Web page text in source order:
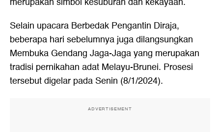
Selain upacara Berbedak Pengantin Diraja,
beberapa hari sebelumnya juga dilangsungkan
Membuka Gendang Jaga-Jaga yang merupakan
tradisi pernikahan adat Melayu-Brunei. Prosesi
tersebut digelar pada Senin (8/1/2024).
ADVERTISEMENT